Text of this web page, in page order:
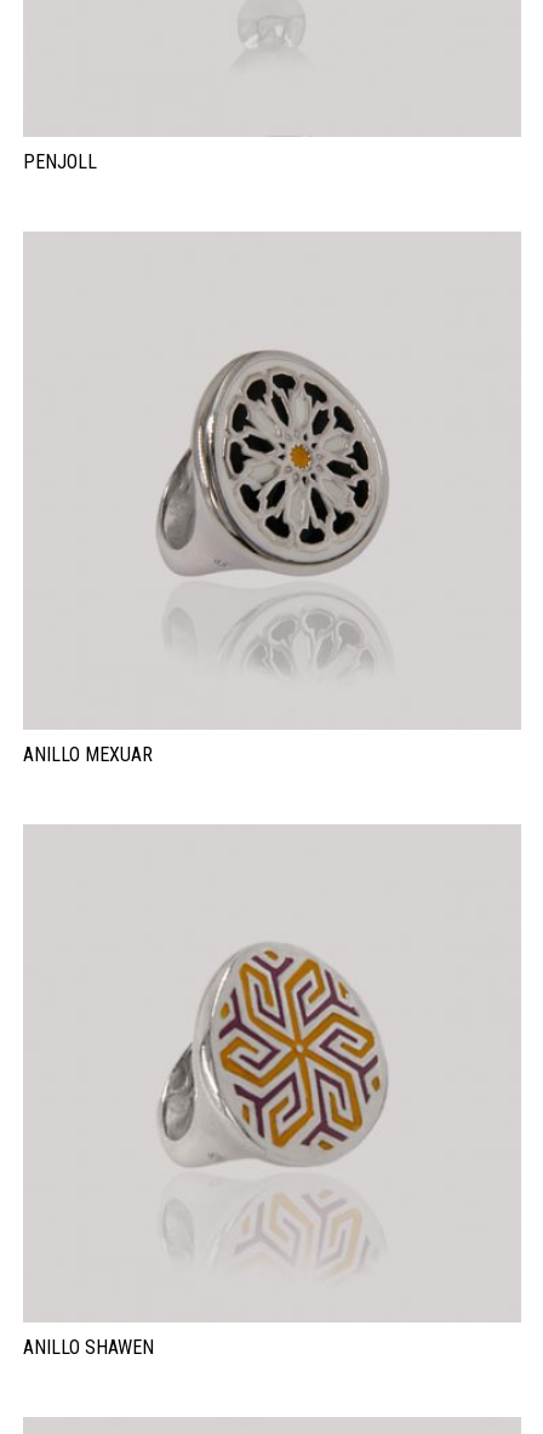
PENJOLL
ANILLO MEXUAR
ANILLO SHAWEN